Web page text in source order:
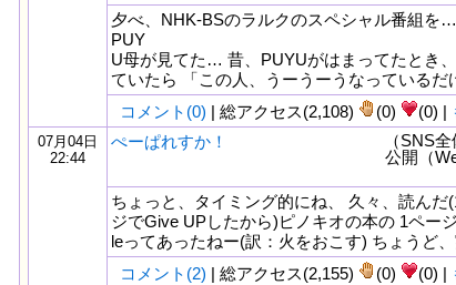
夕べ、NHK-BSのラルクのスペシャル番組を
PUY
U母が見てた… 昔、PUYUがはまってたとき
ていたら 「この人、うーうーうなっているだ
コメント(0) | 総アクセス(2,108) (0) (0) |
07月04日
22:44
ぺーぱれすか！
（SNS
公開（
ちょっと、タイミング的にね、 久々、読んだ
ジでGive UPしたから)ピノキオの本の 1ペー
leってあったねー(訳：火をおこす) ちょうど
コメント(2) | 総アクセス(2,155) (0) (0) |